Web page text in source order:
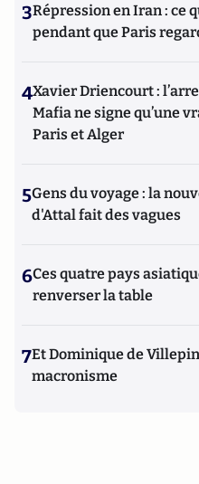
3Répression en Iran : ce
pendant que Paris
4Xavier Driencourt :
Mafia ne signe qu’une
Paris et Alger
5Gens du voyage : la
d'Attal fait des vagues
6Ces quatre pays
renverser la table
7Et Dominique de
macronisme